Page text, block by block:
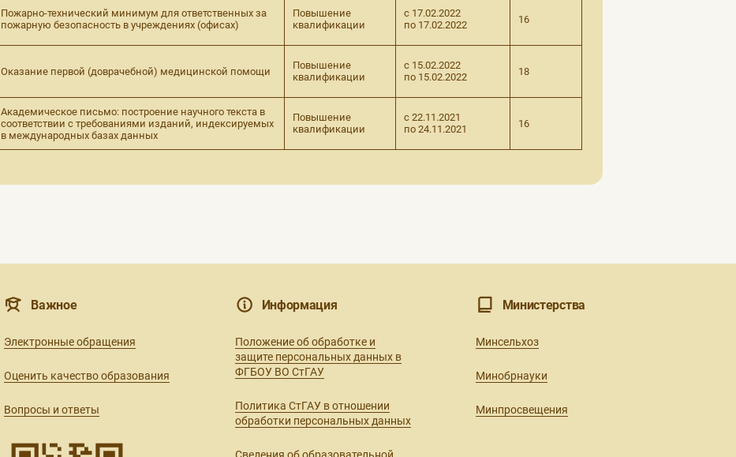
Пожарно-технический минимум для ответственных за
пожарную безопасность в учреждениях (офисах)
Повышение
квалификации
с 17.02.2022
по 17.02.2022
16
Оказание первой (доврачебной) медицинской помощи
Повышение
квалификации
с 15.02.2022
по 15.02.2022
18
Академическое письмо: построение научного текста в
соответствии с требованиями изданий, индексируемых
в международных базах данных
Повышение
квалификации
с 22.11.2021
по 24.11.2021
16
Важное
Электронные обращения
Оценить качество образования
Вопросы и ответы
Информация
Положение об обработке и
защите персональных данных в
ФГБОУ ВО СтГАУ
Политика СтГАУ в отношении
обработки персональных данных
Министерства
Минсельхоз
Минобрнауки
Минпросвещения